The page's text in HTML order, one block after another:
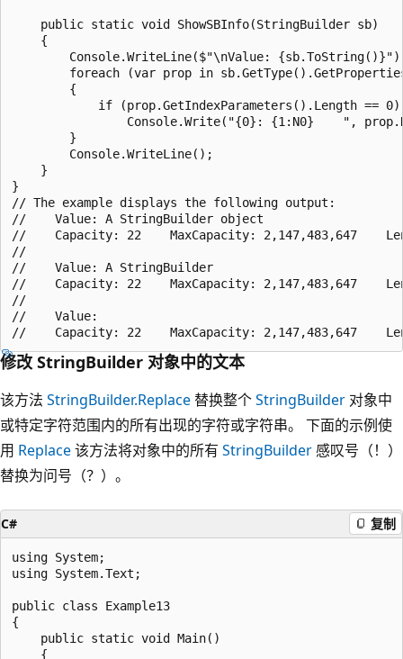
    public static void ShowSBInfo(StringBuilder sb)
    {
Console.WriteLine($"\nValue:
foreach (var prop in
        {
            if (prop.GetIndexParameters().Length == 0)
Console.Write("{0}: {1:N0}    ",
        }
        Console.WriteLine();
    }
}
// The example displays the following output:
//    Value: A StringBuilder object
//    Capacity: 22    MaxCapacity: 2,147,483,647
//
//    Value: A StringBuilder
//    Capacity: 22    MaxCapacity: 2,147,483,647
//
//    Value:
修改 StringBuilder 对象中的文本
该方法 StringBuilder.Replace 替换整个StringBuilder 对象中
或特定字符范围内的所有出现的字符或字符串。 下面的示例使
用 Replace该方法将对象中的所有 StringBuilder感叹号（！）
替换为问号（？）。
C# 复制
using System;
using System.Text;
public class Example13
{
    public static void Main()
    {